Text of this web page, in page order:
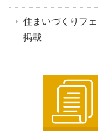
住まいづくりフ
掲載